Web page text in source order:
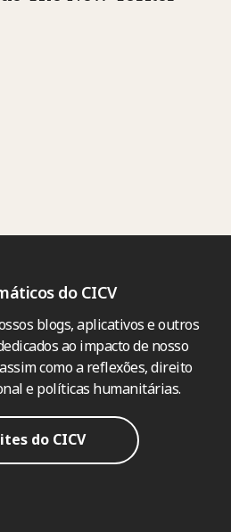
do CICV
blogs, aplicativos e outros
ao impacto de nosso
como a reflexões, direito
e políticas humanitárias.
do CICV